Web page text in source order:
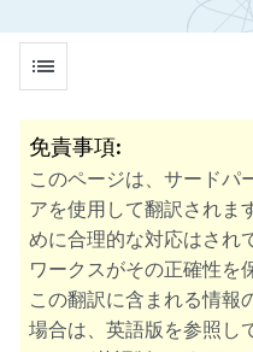
list
免責事項:
このページは、サードパ
アを使用して翻訳されま
めに合理的な対応はされ
ワークスがその正確性を
この翻訳に含まれる情報
場合は、英語版を参照し